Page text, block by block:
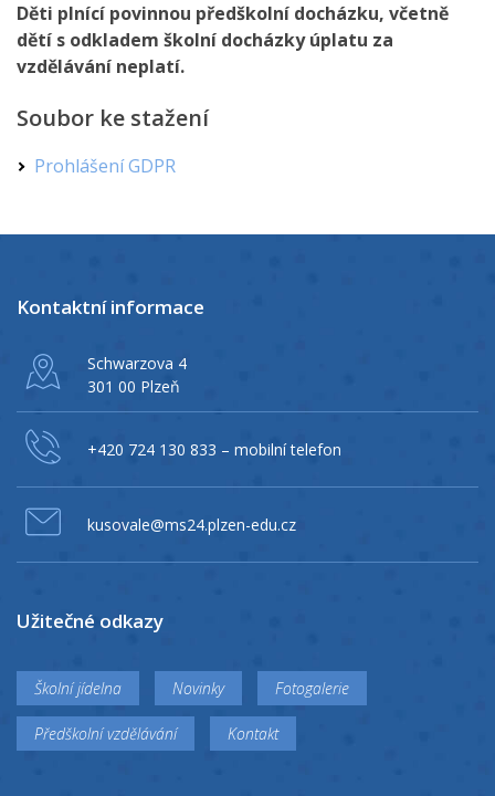
Děti plnící povinnou předškolní docházku, včetně
dětí s odkladem školní docházky úplatu za
vzdělávání neplatí.
Soubor ke stažení
Prohlášení GDPR
Kontaktní informace
Schwarzova 4
301 00 Plzeň
+420 724 130 833 – mobilní telefon
kusovale@ms24.plzen-edu.cz
Užitečné odkazy
Školní jídelna Novinky Fotogalerie
Předškolní vzdělávání Kontakt